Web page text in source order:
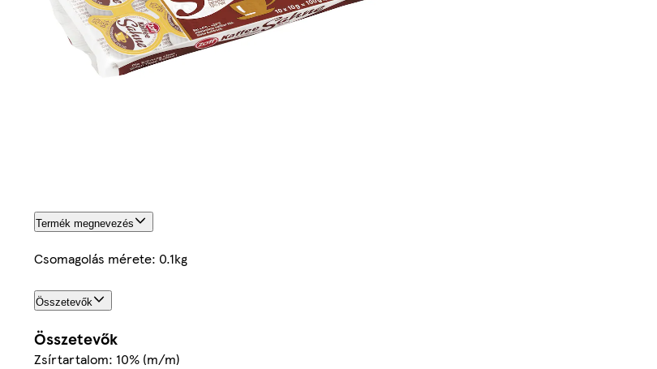
Termék megnevezés
Csomagolás mérete: 0.1kg
Összetevők
Összetevők
Zsírtartalom: 10% (m/m)